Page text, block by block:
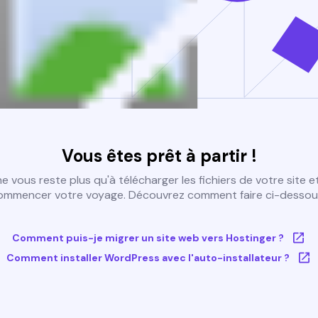
Vous êtes prêt à partir !
vous reste plus qu'à télécharger les fichiers de votre site
votre voyage. Découvrez comment faire ci-
Comment puis-je migrer un site web vers Hostinger ?
Comment installer WordPress avec l'auto-installateur ?